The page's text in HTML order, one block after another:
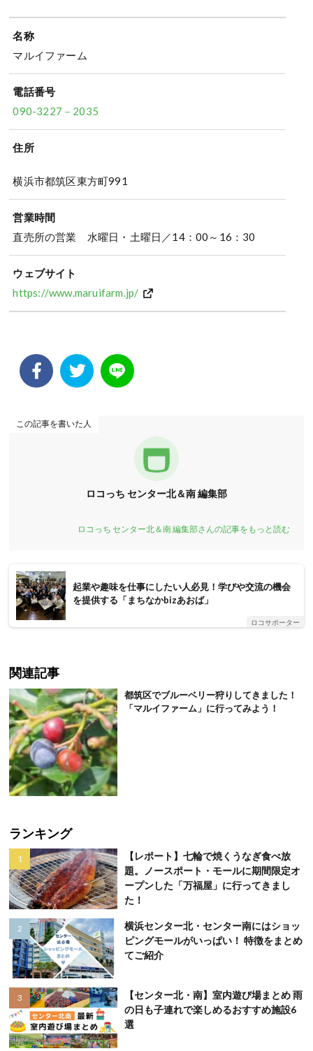
名称
マルイファーム
電話番号
090-3227－2035
住所
横浜市都筑区東方町991
営業時間
直売所の営業 水曜日・土曜日／14：00～16：30
ウェブサイト
https://www.maruifarm.jp/
この記事を書いた人
ロコっち センター北＆南 編集部
ロコっち センター北＆南 編集部さんの記事をもっと読む
起業や趣味を仕事にしたい人必見！学びや交流の機会
を提供する「まちなかbizあおば」
ロコサポーター
関連記事
都筑区でブルーベリー狩りしてきました！
「マルイファーム」に行ってみよう！
ランキング
【レポート】七輪で焼くうなぎ食べ放
題。ノースポート・モールに期間限定オ
ープンした「万福屋」に行ってきまし
た！
横浜センター北・センター南にはショッ
ピングモールがいっぱい！ 特徴をまとめ
てご紹介
【センター北・南】室内遊び場まとめ 雨
の日も子連れで楽しめるおすすめ施設6
選